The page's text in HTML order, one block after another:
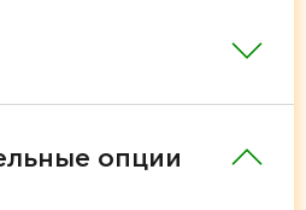
опции